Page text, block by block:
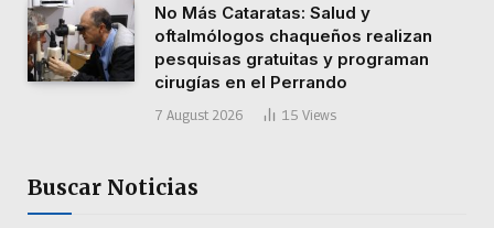
No Más Cataratas: Salud y
oftalmólogos chaqueños realizan
pesquisas gratuitas y programan
cirugías en el Perrando
7 August 2026 15 Views
Buscar Noticias